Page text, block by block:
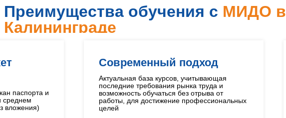
Преимущества обучения с МИДО в
Калининграде
паспорта и
вложения)
Современный подход
Актуальная база курсов, учитывающая
последние требования рынка труда и
возможность обучаться без отрыва от
работы, для достижение профессиональных
целей